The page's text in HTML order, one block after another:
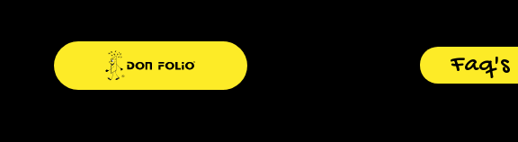
Faq's